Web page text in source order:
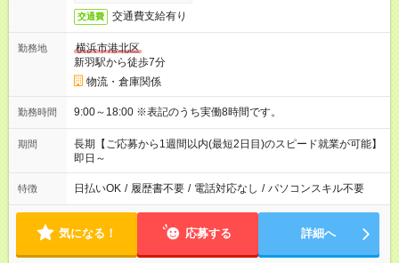
交通費 交通費支給有り
勤務地
横浜市港北区
新羽駅から徒歩7分
物流・倉庫関係
勤務時間 9:00～18:00 ※表記のうち実働8時間です。
期間
長期【ご応募から1週間以内(最短2日目)のスピード就業が可能】
即日～
特徴 日払いOK / 履歴書不要 / 電話対応なし / パソコンスキル不要
気になる！ 応募する 詳細へ